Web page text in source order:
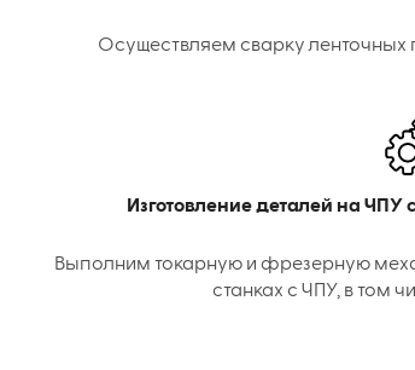
Осуществляем сварку ленточных
Изготовление деталей на ЧПУ
Выполним токарную и фрезерную
станках с ЧПУ, в том